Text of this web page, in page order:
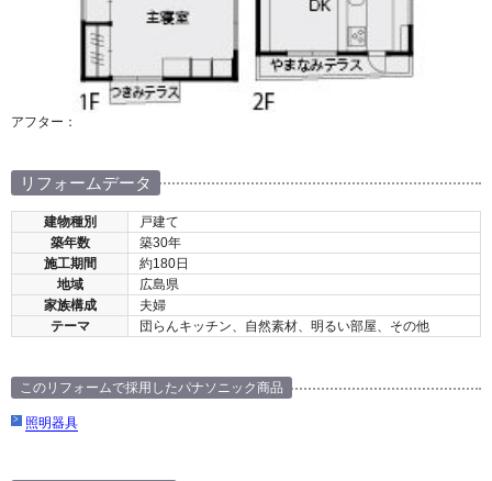
アフター：
リフォームデータ
建物種別
戸建て
築年数
築30年
施工期間
約180日
地域
広島県
家族構成
夫婦
テーマ
団らんキッチン、自然素材、明るい部屋、その他
このリフォームで採用したパナソニック商品
照明器具